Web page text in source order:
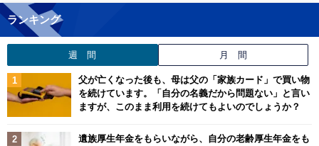
ランキング
週 間 月 間
父が亡くなった後も、母は父の「家族カード」で買い物
を続けています。「自分の名義だから問題ない」と言い
ますが、このまま利用を続けてもよいのでしょうか？
遺族厚生年金をもらいながら、自分の老齢厚生年金をも